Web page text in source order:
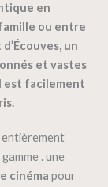
en
ou entre
un
et vastes
est facilement
entièrement
. une
cinéma pour